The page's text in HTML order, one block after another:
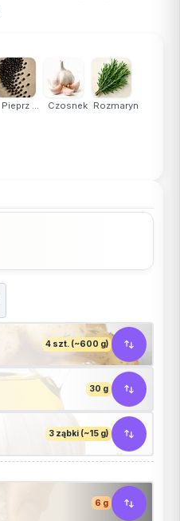
Pieprz ... Czosnek Rozmaryn
4 szt. (~600 g)
30 g
3 ząbki (~15 g)
6 g